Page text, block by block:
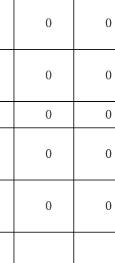
0 0
0 0
0 0
0 0
0 0